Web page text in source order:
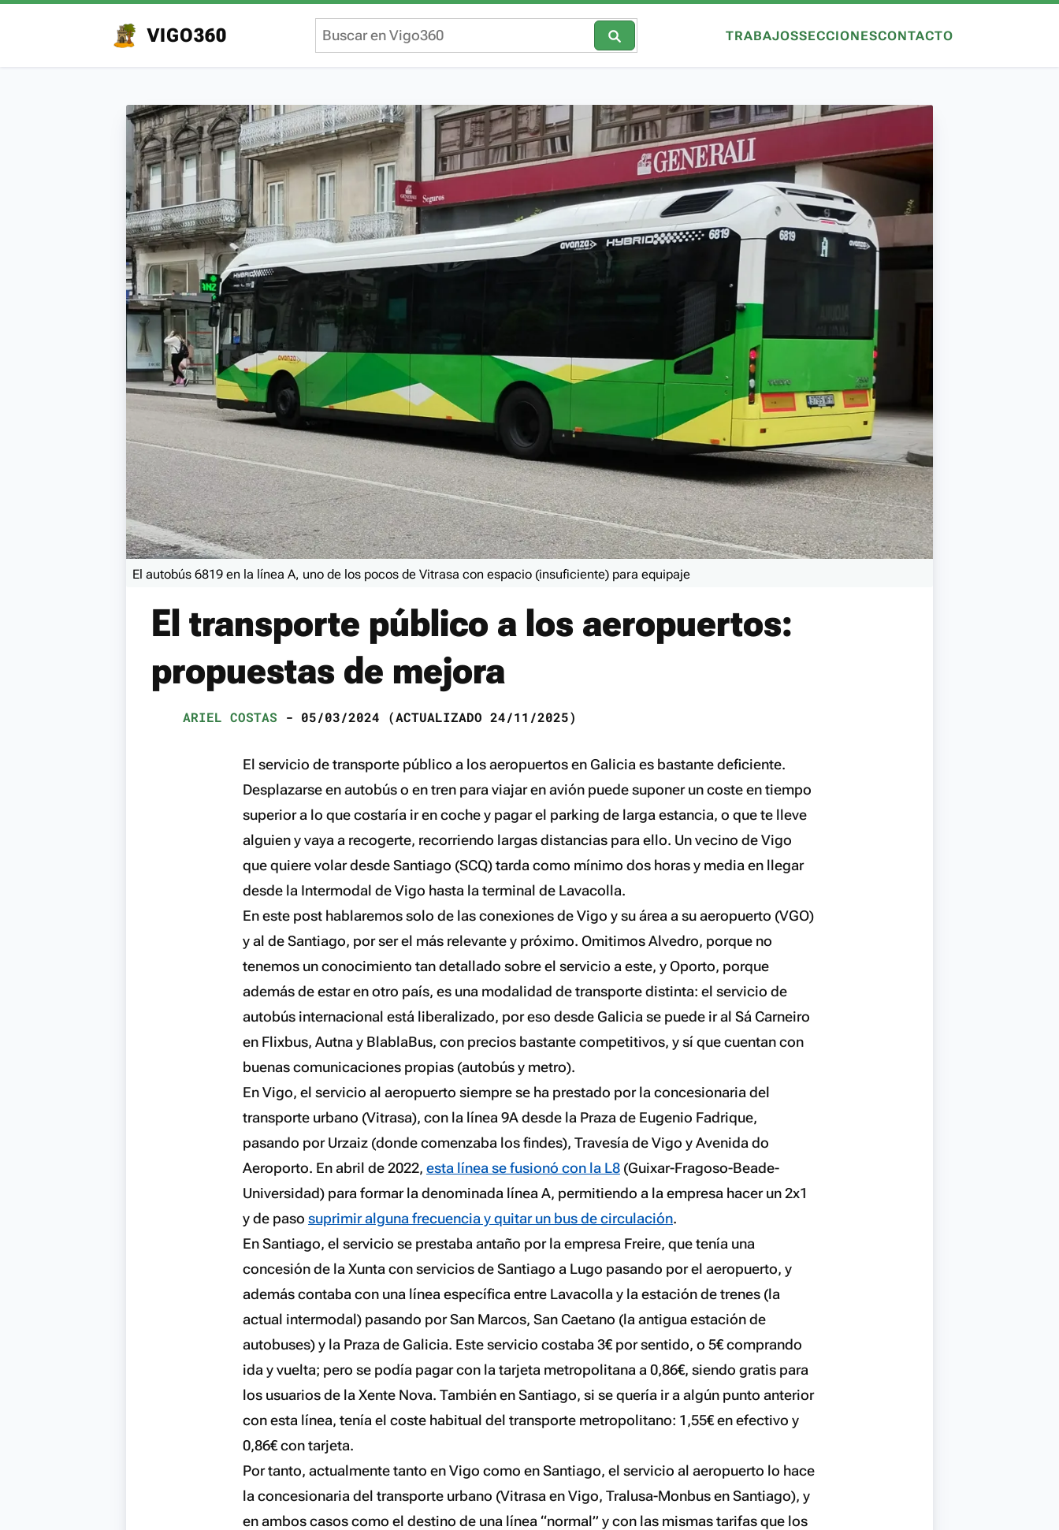
VIGO360 TRABAJOSSECCIONESCONTACTO
El autobús 6819 en la línea A, uno de los pocos de Vitrasa con espacio (insuficiente) para equipaje
El transporte público a los aeropuertos:
propuestas de mejora
ARIEL COSTAS - 05/03/2024 (ACTUALIZADO 24/11/2025)
El servicio de transporte público a los aeropuertos en Galicia es bastante deficiente.
Desplazarse en autobús o en tren para viajar en avión puede suponer un coste en tiempo
superior a lo que costaría ir en coche y pagar el parking de larga estancia, o que te lleve
alguien y vaya a recogerte, recorriendo largas distancias para ello. Un vecino de Vigo
que quiere volar desde Santiago (SCQ) tarda como mínimo dos horas y media en llegar
desde la Intermodal de Vigo hasta la terminal de Lavacolla.
En este post hablaremos solo de las conexiones de Vigo y su área a su aeropuerto (VGO)
y al de Santiago, por ser el más relevante y próximo. Omitimos Alvedro, porque no
tenemos un conocimiento tan detallado sobre el servicio a este, y Oporto, porque
además de estar en otro país, es una modalidad de transporte distinta: el servicio de
autobús internacional está liberalizado, por eso desde Galicia se puede ir al Sá Carneiro
en Flixbus, Autna y BlablaBus, con precios bastante competitivos, y sí que cuentan con
buenas comunicaciones propias (autobús y metro).
En Vigo, el servicio al aeropuerto siempre se ha prestado por la concesionaria del
transporte urbano (Vitrasa), con la línea 9A desde la Praza de Eugenio Fadrique,
pasando por Urzaiz (donde comenzaba los findes), Travesía de Vigo y Avenida do
Aeroporto. En abril de 2022, esta línea se fusionó con la L8(Guixar-Fragoso-Beade-
Universidad) para formar la denominada línea A, permitiendo a la empresa hacer un 2x1
y de paso suprimir alguna frecuencia y quitar un bus de circulación.
En Santiago, el servicio se prestaba antaño por la empresa Freire, que tenía una
concesión de la Xunta con servicios de Santiago a Lugo pasando por el aeropuerto, y
además contaba con una línea específica entre Lavacolla y la estación de trenes (la
actual intermodal) pasando por San Marcos, San Caetano (la antigua estación de
autobuses) y la Praza de Galicia. Este servicio costaba 3€ por sentido, o 5€ comprando
ida y vuelta; pero se podía pagar con la tarjeta metropolitana a 0,86€, siendo gratis para
los usuarios de la Xente Nova. También en Santiago, si se quería ir a algún punto anterior
con esta línea, tenía el coste habitual del transporte metropolitano: 1,55€ en efectivo y
0,86€ con tarjeta.
Por tanto, actualmente tanto en Vigo como en Santiago, el servicio al aeropuerto lo hace
la concesionaria del transporte urbano (Vitrasa en Vigo, Tralusa-Monbus en Santiago), y
en ambos casos como el destino de una línea “normal” y con las mismas tarifas que los